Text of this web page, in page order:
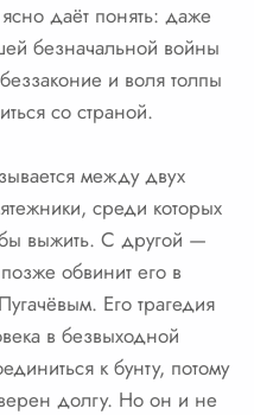
даёт понять: даже
безначальной войны
и воля толпы
со страной.
между двух
среди которых
выжить. С другой —
обвинит его в
Его трагедия
в безвыходной
к бунту, потому
долгу. Но он и не